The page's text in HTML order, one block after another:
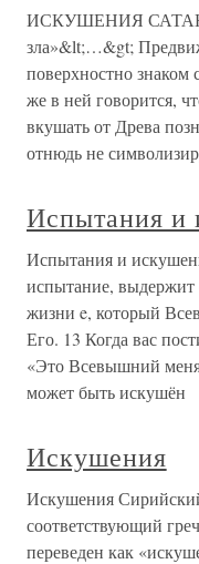
ИСКУШЕНИЯ САТАНЫ
зла»&lt;…&gt;
поверхностно знаком
же в ней говорится,
вкушать от Древа
отнюдь не
Испытания и
Испытания и
испытание,
жизни e, который
Его. 13 Когда вас
«Это Всевышний
может быть искушён
Искушения
Искушения
соответствующий
переведен как